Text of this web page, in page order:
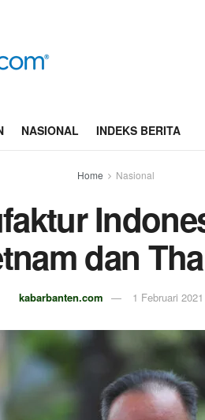
NASIONAL INDEKS BERITA
Home Nasional
dan
kabarbanten.com 1 Februari 2021